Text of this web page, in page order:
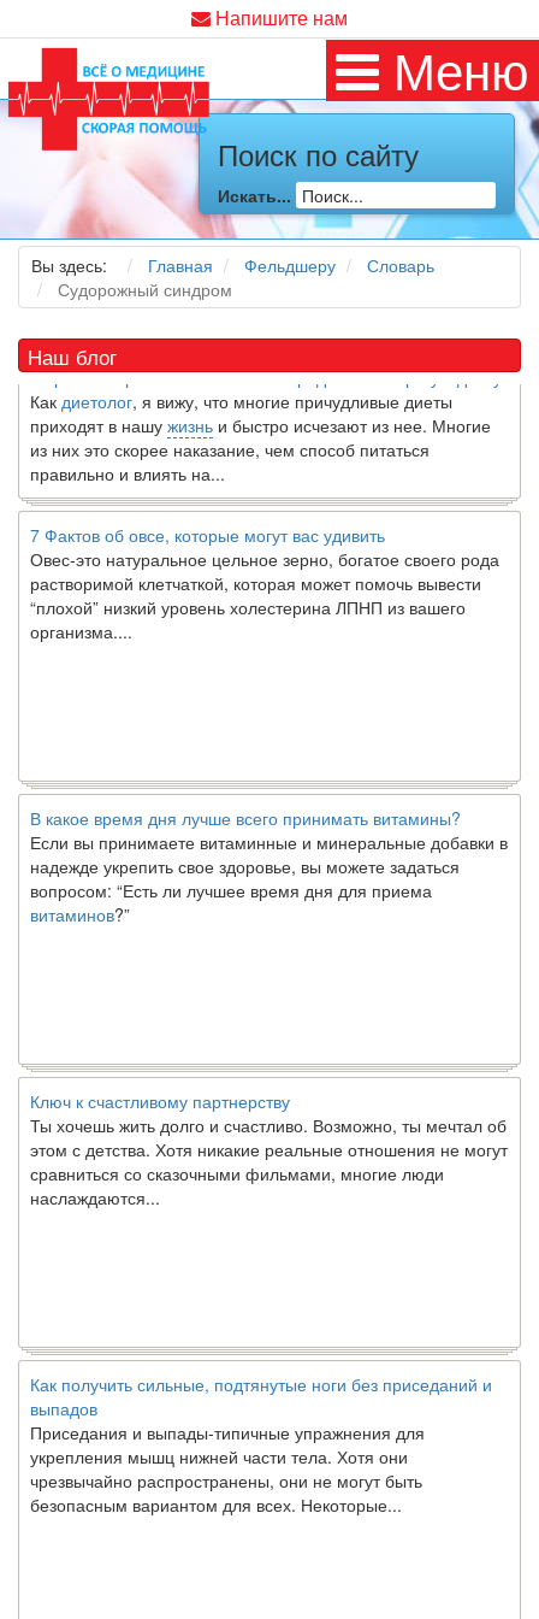
Напишите нам
Меню
Поиск по сайту
Искать...
Вы здесь: Главная Фельдшеру
Словарь
Судорожный синдром
Наш блог
Как я заболел во время локдауна?
Это странная ситуация: вы соблюдали все меры
предосторожности COVID-19 (вы почти все время дома),
но, тем не менее, вы каким-то образом простудились. Вы
можете задаться...
5 причин обратить внимание на средиземноморскую диету
Как
диетолог
, я вижу, что многие причудливые диеты
приходят в нашужизньи быстро исчезают из нее. Многие
из них это скорее наказание, чем способ питаться
правильно и влиять на...
7 Фактов об овсе, которые могут вас удивить
Овес-это натуральное цельное зерно, богатое своего рода
растворимой клетчаткой, которая может помочь вывести
“плохой” низкий уровень холестерина ЛПНП из вашего
организма....
В какое время дня лучше всего принимать витамины?
Если вы принимаете витаминные и минеральные добавки в
надежде укрепить свое здоровье, вы можете задаться
вопросом: “Есть ли лучшее время дня для приема
витаминов ?”
Ключ к счастливому партнерству
Ты хочешь жить долго и счастливо. Возможно, ты мечтал об
этом с детства. Хотя никакие реальные отношения не могут
сравниться со сказочными фильмами, многие люди
наслаждаются...
Как получить сильные, подтянутые ноги без приседаний и
выпадов
Приседания и выпады-типичные упражнения для
укрепления мышц нижней части тела. Хотя они
чрезвычайно распространены, они не могут быть
безопасным вариантом для всех. Некоторые...